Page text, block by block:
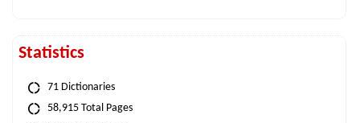
Statistics
71 Dictionaries
58,915 Total Pages